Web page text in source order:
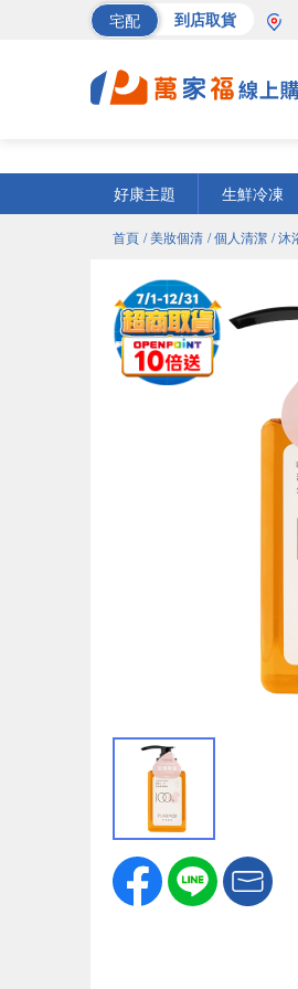
宅配 到店取貨
好康主題
生鮮冷凍
首頁 / 美妝個清 / 個人清潔 / 沐